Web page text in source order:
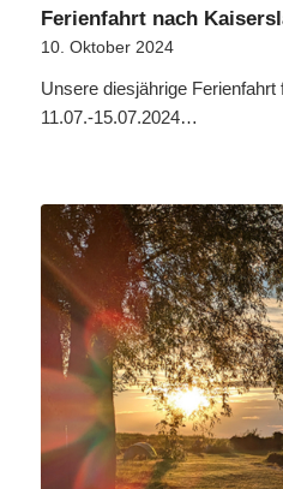
Ferienfahrt nach
10. Oktober 2024
Unsere diesjährige Ferienfahrt
11.07.-15.07.2024…